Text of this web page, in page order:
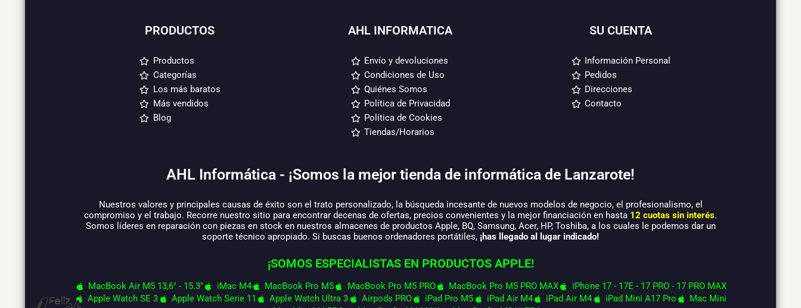
PRODUCTOS
Productos
Categorías
Los más baratos
Más vendidos
Blog
AHL INFORMATICA
Envío y devoluciones
Condiciones de Uso
Quiénes Somos
Política de Privacidad
Política de Cookies
Tiendas/Horarios
SU CUENTA
Información Personal
Pedidos
Direcciones
Contacto
AHL Informática - ¡Somos la mejor tienda de informática de Lanzarote!
Nuestros valores y principales causas de éxito son el trato personalizado, la búsqueda incesante de nuevos modelos de negocio, el profesionalismo, el
compromiso y el trabajo. Recorre nuestro sitio para encontrar decenas de ofertas, precios convenientes y la mejor financiación en hasta 12 cuotas sin interés.
Somos líderes en reparación con piezas en stock en nuestros almacenes de productos Apple, BQ, Samsung, Acer, HP, Toshiba, a los cuales le podemos dar un
soporte técnico apropiado. Si buscas buenos ordenadores portátiles, ¡has llegado al lugar indicado!
¡SOMOS ESPECIALISTAS EN PRODUCTOS APPLE!
MacBook Air M5 13,6" - 15.3" iMac M4 MacBook Pro M5 MacBook Pro M5 PRO MacBook Pro M5 PRO MAX
iPhone 17 - 17E - 17 PRO - 17 PRO MAX
Apple Watch SE 3
Apple Watch Serie 11 Apple Watch Ultra 3 Airpods PRO iPad Pro M5 iPad Air M4 iPad Air M4 iPad Mini A17 Pro
Mac Mini